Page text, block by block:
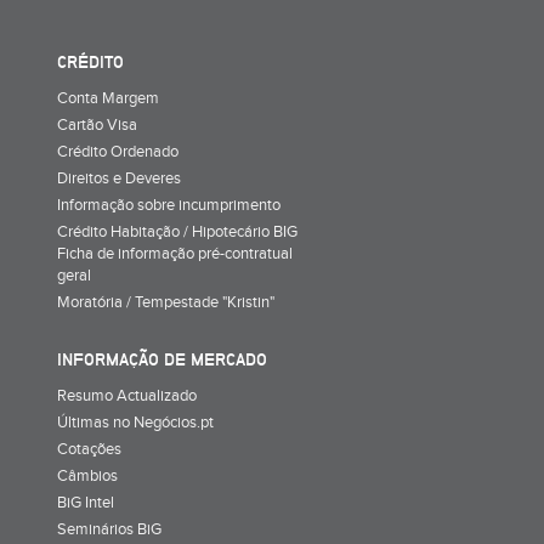
CRÉDITO
Conta Margem
Cartão Visa
Crédito Ordenado
Direitos e Deveres
Informação sobre incumprimento
Crédito Habitação / Hipotecário BIG
Ficha de informação pré-contratual
geral
Moratória / Tempestade "Kristin"
INFORMAÇÃO DE MERCADO
Resumo Actualizado
Últimas no Negócios.pt
Cotações
Câmbios
BiG Intel
Seminários BiG